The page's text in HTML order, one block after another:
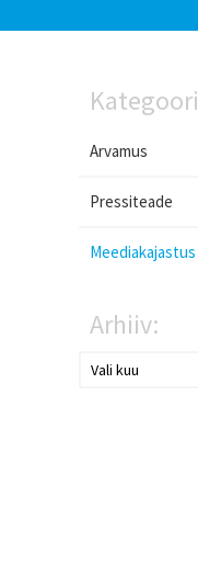
Arvamus
Pressiteade
Meediakajastus
Arhiiv: